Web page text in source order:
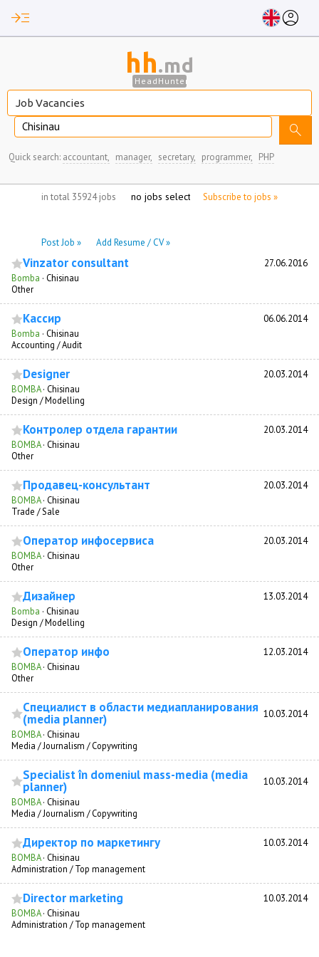
read_more account_circle
hh.md
HeadHunter
Chisinau search
Quick search: accountant, manager, secretary, programmer, PHP
in total 35924 jobs Subscribe to jobs »
no jobs selected
Post Job » Add Resume / CV »
Vinzator consultant 27.06.2016
Bomba · Chisinau
Other
Кассир 06.06.2014
Bomba · Chisinau
Accounting / Audit
Designer 20.03.2014
BOMBA· Chisinau
Design / Modelling
Контролер отдела гарантии 20.03.2014
BOMBA· Chisinau
Other
Продавец-консультант 20.03.2014
BOMBA· Chisinau
Trade / Sale
Оператор инфосервиса 20.03.2014
BOMBA· Chisinau
Other
Дизайнер 13.03.2014
Bomba · Chisinau
Design / Modelling
Оператор инфо 12.03.2014
BOMBA· Chisinau
Other
Специалист в области медиапланирования
(media planner) 10.03.2014
BOMBA· Chisinau
Media / Journalism / Copywriting
Specialist în domeniul mass-media (media
planner) 10.03.2014
BOMBA· Chisinau
Media / Journalism / Copywriting
Директор по маркетингу 10.03.2014
BOMBA· Chisinau
Administration / Top management
Director marketing 10.03.2014
BOMBA· Chisinau
Administration / Top management